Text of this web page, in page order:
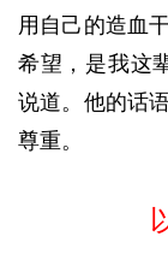
用自己的造血
希望，是我这
说道。他的话
尊重。